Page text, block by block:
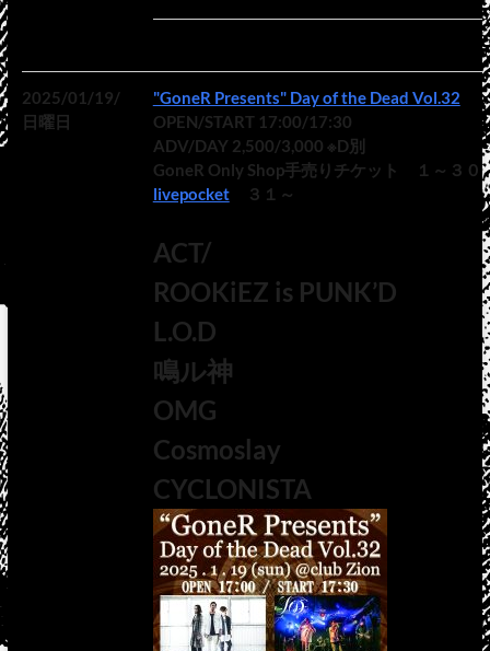
2025/01/19/
日曜日
"GoneR Presents" Day of the Dead Vol.32
OPEN/START 17:00/17:30
ADV/DAY 2,500/3,000 ※D別
GoneR Only Shop手売りチケット １～３０
livepocket３１～
ACT/
ROOKiEZ is PUNK’D
L.O.D
鳴ル神
OMG
Cosmoslay
CYCLONISTA